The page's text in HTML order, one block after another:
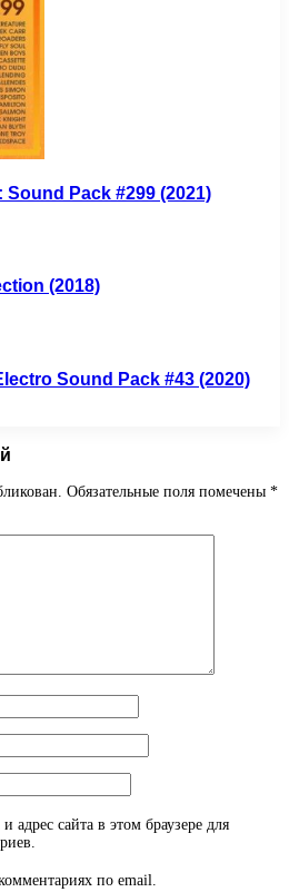
Pack #299 (2021)
(2018)
Sound Pack #43 (2020)
Обязательные поля помечены *
адрес сайта в этом браузере для
по email.